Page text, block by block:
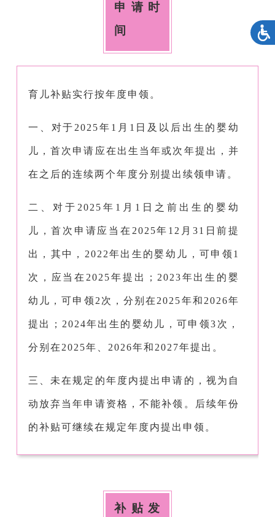
申请时
间
育儿补贴实行按年度申领。
一、对于2025年1月1日及以后出生的婴幼
儿，首次申请应在出生当年或次年提出，并
在之后的连续两个年度分别提出续领申请。
二、对于2025年1月1日之前出生的婴幼
儿，首次申请应当在2025年12月31日前提
出，其中，2022年出生的婴幼儿，可申领1
次，应当在2025年提出；2023年出生的婴
幼儿，可申领2次，分别在2025年和2026年
提出；2024年出生的婴幼儿，可申领3次，
分别在2025年、2026年和2027年提出。
三、未在规定的年度内提出申请的，视为自
动放弃当年申请资格，不能补领。后续年份
的补贴可继续在规定年度内提出申领。
补贴发